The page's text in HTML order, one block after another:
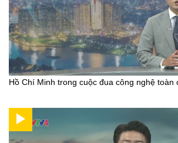
Hồ Chí Minh trong cuộc đua công nghệ toàn